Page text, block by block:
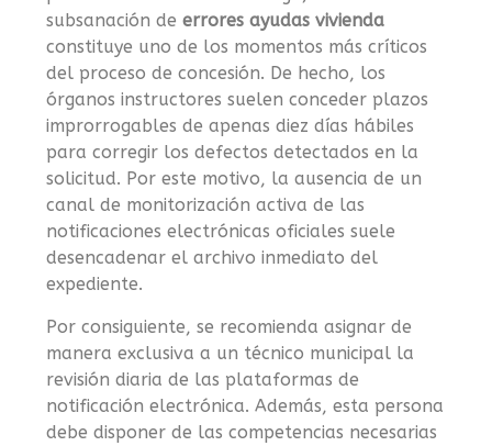
subsanación deerrores ayudas vivienda
constituye uno de los momentos más críticos
del proceso de concesión. De hecho, los
órganos instructores suelen conceder plazos
improrrogables de apenas diez días hábiles
para corregir los defectos detectados en la
solicitud. Por este motivo, la ausencia de un
canal de monitorización activa de las
notificaciones electrónicas oficiales suele
desencadenar el archivo inmediato del
expediente.
Por consiguiente, se recomienda asignar de
manera exclusiva a un técnico municipal la
revisión diaria de las plataformas de
notificación electrónica. Además, esta persona
debe disponer de las competencias necesarias